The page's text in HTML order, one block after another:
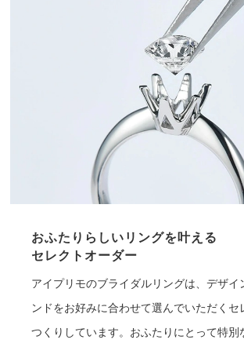
おふたりらしいリングを叶える
セレクトオーダー
アイプリモのブライダルリングは、デザイ
ンドをお好みに合わせて選んでいただくセ
つくりしています。おふたりにとって特別